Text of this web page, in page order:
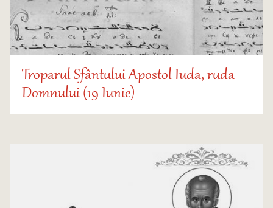
Troparul Sfântului Apostol Iuda, ruda
Domnului (19 Iunie)